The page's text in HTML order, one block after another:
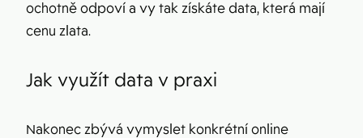
ochotně odpoví a vy tak získáte data, která mají
cenu zlata.
Jak využít data v praxi
Nakonec zbývá vymyslet konkrétní online